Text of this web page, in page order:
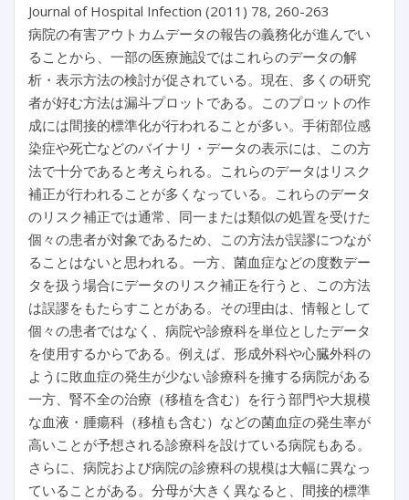
Journal of Hospital Infection (2011) 78, 260-263
病院の有害アウトカムデータの報告の義務化が進んでい
ることから、一部の医療施設ではこれらのデータの解
析・表示方法の検討が促されている。現在、多くの研究
者が好む方法は漏斗プロットである。このプロットの作
成には間接的標準化が行われることが多い。手術部位感
染症や死亡などのバイナリ・データの表示には、この方
法で十分であると考えられる。これらのデータはリスク
補正が行われることが多くなっている。これらのデータ
のリスク補正では通常、同一または類似の処置を受けた
個々の患者が対象であるため、この方法が誤謬につなが
ることはないと思われる。一方、菌血症などの度数デー
タを扱う場合にデータのリスク補正を行うと、この方法
は誤謬をもたらすことがある。その理由は、情報として
個々の患者ではなく、病院や診療科を単位としたデータ
を使用するからである。例えば、形成外科や心臓外科の
ように敗血症の発生が少ない診療科を擁する病院がある
一方、腎不全の治療（移植を含む）を行う部門や大規模
な血液・腫瘍科（移植も含む）などの菌血症の発生率が
高いことが予想される診療科を設けている病院もある。
さらに、病院および病院の診療科の規模は大幅に異なっ
ていることがある。分母が大きく異なると、間接的標準